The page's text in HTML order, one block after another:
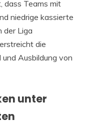
dass Teams mit
niedrige kassierte
der Liga
die
Ausbildung von
unter